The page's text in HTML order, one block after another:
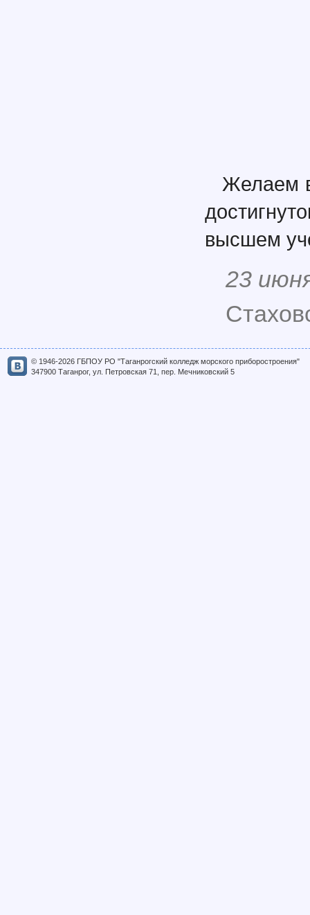
Желаем
высшем
23
© 1946-2026 ГБПОУ РО "Таганрогский колледж морского приборостроения"
347900 Таганрог, ул. Петровская 71, пер. Мечниковский 5